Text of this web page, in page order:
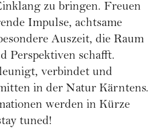
zu bringen. Freuen
Impulse, achtsame
Auszeit, die Raum
Perspektiven schafft.
verbindet und
in der Natur Kärntens.
werden in Kürze
tuned!